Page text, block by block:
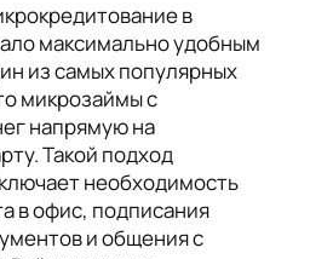
в
максимально удобным
из самых популярных
микрозаймы с
напрямую на
Такой подход
необходимость
в офис, подписания
и общения с